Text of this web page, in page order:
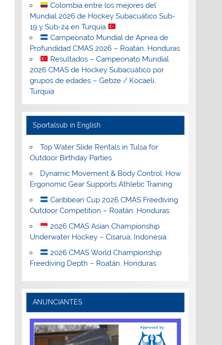
Colombia entre los mejores del
Mundial 2026 de Hockey Subacuático Sub-
19 y Sub-24 en Turquía
Campeonato Mundial de Apnea de
Profundidad CMAS 2026 – Roatán, Honduras
Resultados – Campeonato Mundial
2026 CMAS de Hockey Subacuático por
grupos de edades – Gebze / Kocaeli,
Turquía
Sportalsub in English
Top Water Slide Rentals in Tulsa for
Outdoor Birthday Parties
Dynamic Movement & Body Control: How
Ergonomic Gear Supports Athletic Training
Caribbean Cup 2026 CMAS Freediving
Outdoor Competition – Roatán, Honduras
2026 CMAS Asian Championship
Underwater Hockey – Cisarua, Indonesia
2026 CMAS World Championship
Freediving Depth – Roatán, Honduras
ANUNCIANTES